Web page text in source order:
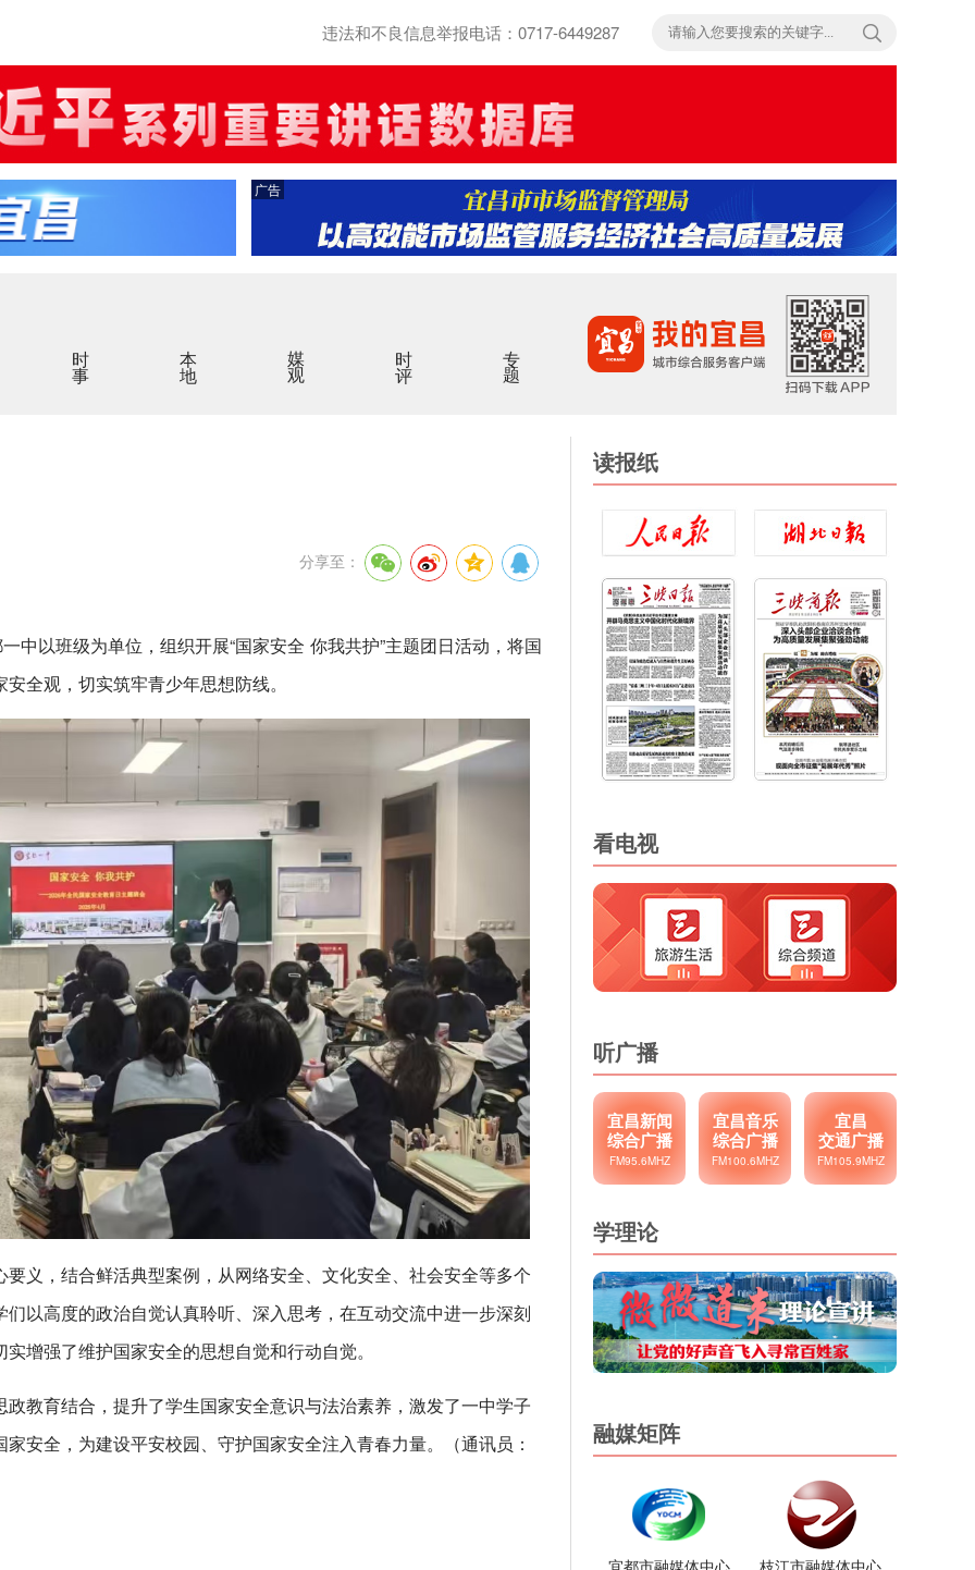
违法和不良信息举报电话：0717-6449287
广告
时事 本地 媒观 时评 专题
分享至：
中以班级为单位，组织开展“国家安全 你我共护”主题团日活动，将国
全观，切实筑牢青少年思想防线。
义，结合鲜活典型案例，从网络安全、文化安全、社会安全等多个
以高度的政治自觉认真聆听、深入思考，在互动交流中进一步深刻
增强了维护国家安全的思想自觉和行动自觉。
教育结合，提升了学生国家安全意识与法治素养，激发了一中学子
安全，为建设平安校园、守护国家安全注入青春力量。（通讯员：
读报纸
看电视
听广播
宜昌新闻
综合广播
FM95.6MHZ
宜昌音乐
综合广播
FM100.6MHZ
宜昌
交通广播
FM105.9MHZ
学理论
融媒矩阵
宜都市融媒体中心 枝江市融媒体中心